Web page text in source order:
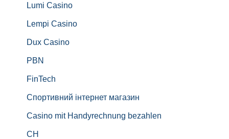
Lumi Casino
Lempi Casino
Dux Casino
PBN
FinTech
Спортивний інтернет магазин
Casino mit Handyrechnung bezahlen
CH